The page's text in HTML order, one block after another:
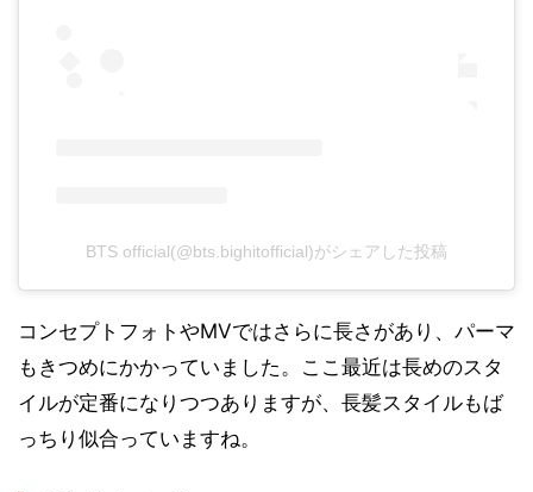
BTS official(@bts.bighitofficial)がシェアした投稿
コンセプトフォトやMVではさらに長さがあり、パーマ
もきつめにかかっていました。ここ最近は長めのスタ
イルが定番になりつつありますが、長髪スタイルもば
っちり似合っていますね。